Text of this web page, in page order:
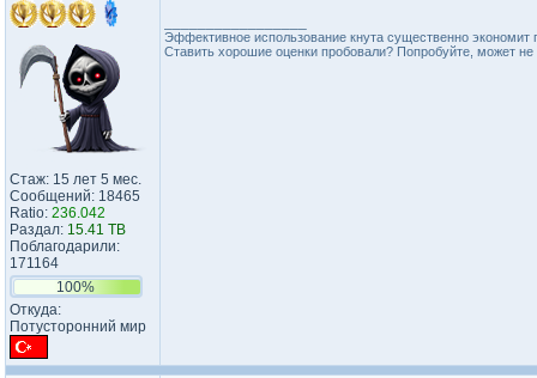
Стаж: 15 лет 5 мес.
Сообщений: 18465
Ratio: 236.042
Раздал: 15.41 TB
Поблагодарили:
171164
100%
Откуда:
Потусторонний мир
Эффективное использование кнута существенно экономит
Ставить хорошие оценки пробовали? Попробуйте, может